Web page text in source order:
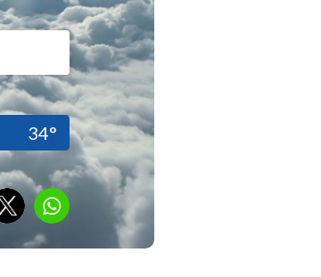
34°